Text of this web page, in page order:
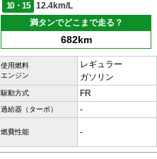
10・15
12.4km/L
満タンでどこまで走る？
682km
使用燃料
エンジン
レギュラー
ガソリン
駆動方式 FR
過給器（ターボ） -
燃費性能 -